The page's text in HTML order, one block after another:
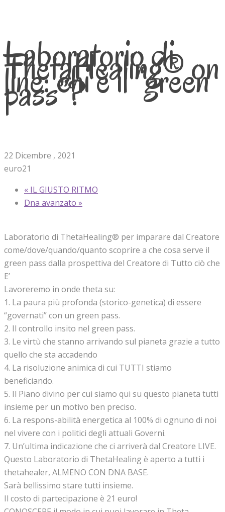
Laboratorio di
ThetaHealing® on
line: chi è il “green
pass”?
22 Dicembre , 2021
euro21
« IL GIUSTO RITMO
Dna avanzato »
Laboratorio di ThetaHealing® per imparare dal Creatore
come/dove/quando/quanto scoprire a che cosa serve il
green pass dalla prospettiva del Creatore di Tutto ciò che
E’
Lavoreremo in onde theta su:
1. La paura più profonda (storico-genetica) di essere
“governati” con un green pass.
2. Il controllo insito nel green pass.
3. Le virtù che stanno arrivando sul pianeta grazie a tutto
quello che sta accadendo
4. La risoluzione animica di cui TUTTI stiamo
beneficiando.
5. Il Piano divino per cui siamo qui su questo pianeta tutti
insieme per un motivo ben preciso.
6. La respons-abilità energetica al 100% di ognuno di noi
nel vivere con i politici degli attuali Governi.
7. Un’ultima indicazione che ci arriverà dal Creatore LIVE.
Questo Laboratorio di ThetaHealing è aperto a tutti i
thetahealer, ALMENO CON DNA BASE.
Sarà bellissimo stare tutti insieme.
Il costo di partecipazione è 21 euro!